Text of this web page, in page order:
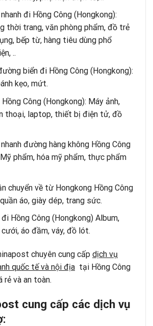
đi Hồng Công (Hongkong):
thời trang, văn phòng phẩm, đồ trẻ
bếp từ, hàng tiêu dùng phổ
..
biển đi Hồng Công (Hongkong):
kẹo, mứt.
Công (Hongkong): Máy ảnh,
thoại, laptop, thiết bị điện tử, đồ
đường hàng không Hồng Công
phẩm, hóa mỹ phẩm, thực phẩm
chuyển về từ Hongkong Hồng Công
áo, giày dép, trang sức.
đi Hồng Công (Hongkong) Album,
cưới, áo đầm, váy, đồ lót.
chuyên cung cấp dịch vụ
quốc tế và nội địa tại Hồng Công
rẻ và an toàn.
cung cấp các dịch vụ